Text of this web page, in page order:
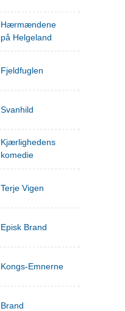
Hærmændene
på Helgeland
Fjeldfuglen
Svanhild
Kjærlighedens
komedie
Terje Vigen
Episk Brand
Kongs-Emnerne
Brand